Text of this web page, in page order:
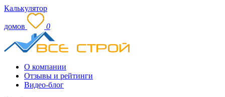
Калькулятор
домов 0
О компании
Отзывы и рейтинги
Видео-блог